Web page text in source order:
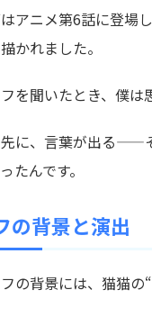
アニメ第6話に登場し
かれました。
を聞いたとき、僕は
に、言葉が出る——
たんです。
の背景と演出
の背景には、猫猫の